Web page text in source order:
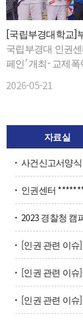
[국립부경대학교]
찰서·부산시유도
국립부경대 인권
페인’ 개최- 교제
대학교 인권센터는
했다.이번 캠페인
스토킹 등 관계성
죄에 대한 경각심
방 안전망을 구축
동장에서 체험형
경찰서 경찰관과
내하고 예방 교육
으로 생활 호신술
학생뿐 아니라 인
력 예방 퀴즈와
경대 인권센터는
을 분석해 안전
램과 협력 활동
2026-05-21
자료실
사건신고서양식
인권센터
2023 경찰청 캠
[인권 관련 이
[인권 관련 이슈